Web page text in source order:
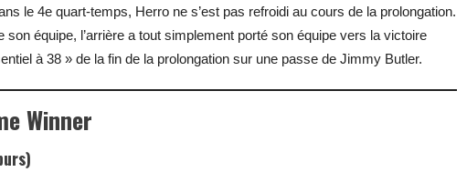
le 4e quart-temps, Herro ne s’est pas refroidi au cours de la prolongation.
équipe, l’arrière a tout simplement porté son équipe vers la victoire
à 38 » de la fin de la prolongation sur une passe de Jimmy Butler.
Winner